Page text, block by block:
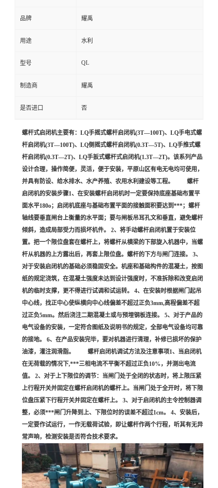
品牌 耀禹
用途 水利
型号 QL
制造商 耀禹
是否进口 否
螺杆式启闭机主要有：LQ手摇式螺杆启闭机(3T—100T)、LQ手电式螺
杆启闭机(3T—100T)、LQ侧摇式螺杆启闭机(0.3T—5T)、LQ手推式螺
杆启闭机(0.3T—2T)、LQ手扳式螺杆式启闭机(1.3T—2T)。该系列产品
设计合理，操作简便，灵活，便于安装，平原山区有电无电均可使用，
并具有防设、给水排水、水产养殖、农用水利建设等工程。 螺杆
启闭机的安装步骤1、在安装螺杆启闭机时一定要保持底座基础布置平
面水平180o；启闭机底座与基础布置平面的接触面积要达到***；螺杆
轴线要垂直闸台上衡量的水平面；要与闸板吊耳孔文和垂直，避免螺杆
倾斜，造成局部受力而损坏机件。 2、将手动螺杆启闭机置于安装位
置。把一个限位盘套在螺杆上，将螺杆从横梁的下部旋入机器中，当螺
杆从机器的上方露出后，再套上限位盘。螺杆的下方与闸门连接。 3、
对于安装启闭机的基础必须稳固安全。机座和基础构件的混凝土，按图
纸的规定浇筑，在混凝土强度未达到设计强度时，不准拆除和改变启闭
机的临时支撑，更不得进行试调和试运转。 4、在安装时根据闸门起吊
中心线，找正中心使纵横向中心线偏差不超过正负3mm,高程偏差不超
过正负5mm。然后浇注二期混凝土或与预埋钢板连接。 5、对于产品的
电气设备的安装，一定符合图纸及说明书的规定，全部电气设备均可靠
的接地。 6、在产品安装完毕，要对机器进行清理，补修已损坏的保护
油漆，灌注润滑脂。 螺杆启闭机调试方法及注意事项1、当启闭机
在无荷载的情况下,***三相电流不平衡不超过正负10%，并测出电流
值。 2、对于上下限位的调节：当闸门处于全闭的状态时，将上限压紧
上行程开关并固定在螺杆启闭机的螺杆上。当闸门处于全开时，将下限
位盘压紧下行程开关并固定在螺杆上。 3、对于启闭机的主令控制器调
整，必须***闸门升降到上、下限位时的误差不超过1cm。 4、安装后，
一定要作试运行，一作无载荷试验，即让螺杆作两个行程，听其有无异
常声响，检测安装是否符合技术要求。